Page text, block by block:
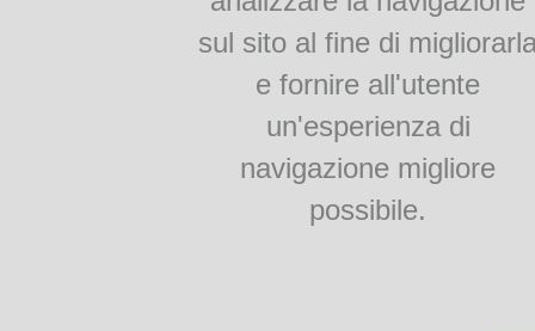
sul sito al fine di
e fornire all'utente
un'esperienza di
navigazione migliore
possibile.